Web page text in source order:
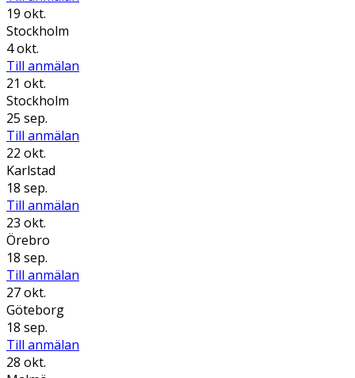
19 okt.
Stockholm
4 okt.
Till anmälan
21 okt.
Stockholm
25 sep.
Till anmälan
22 okt.
Karlstad
18 sep.
Till anmälan
23 okt.
Örebro
18 sep.
Till anmälan
27 okt.
Göteborg
18 sep.
Till anmälan
28 okt.